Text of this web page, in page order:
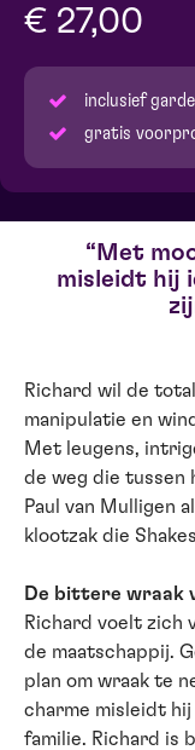
€ 27,00
inclusief
gratis
Met
misleidt hij
Richard wil de
manipulatie en
Met leugens,
de weg die tussen
Paul van Mulligen
klootzak die
De bittere wraak
Richard voelt zich
de maatschappij.
plan om wraak te
charme misleidt
familie. Richard is